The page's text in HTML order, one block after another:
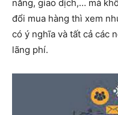
năng, giao dịch,… mà
đổi mua hàng thì xem
có ý nghĩa và tất cả các
lãng phí.